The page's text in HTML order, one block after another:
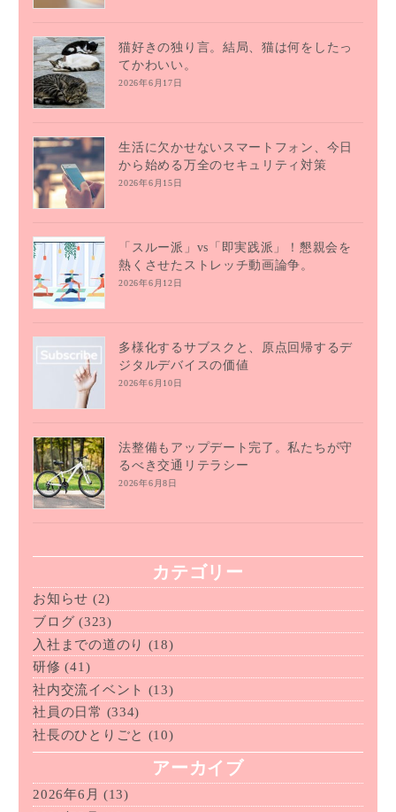
猫好きの独り言。結局、猫は何をしたっ
てかわいい。
2026年6月17日
生活に欠かせないスマートフォン、今日
から始める万全のセキュリティ対策
2026年6月15日
「スルー派」vs「即実践派」！懇親会を
熱くさせたストレッチ動画論争。
2026年6月12日
多様化するサブスクと、原点回帰するデ
ジタルデバイスの価値
2026年6月10日
法整備もアップデート完了。私たちが守
るべき交通リテラシー
2026年6月8日
カテゴリー
お知らせ (2)
ブログ (323)
入社までの道のり (18)
研修 (41)
社内交流イベント (13)
社員の日常 (334)
社長のひとりごと (10)
アーカイブ
2026年6月 (13)